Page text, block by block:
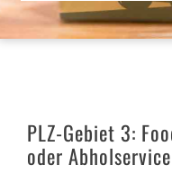
PLZ-Gebiet 3:
oder Abholservice